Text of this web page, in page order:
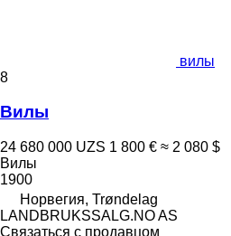
вилы
8
Вилы
24 680 000 UZS 1 800 € ≈ 2 080 $
Вилы
1900
Норвегия, Trøndelag
LANDBRUKSSALG.NO AS
Связаться с продавцом